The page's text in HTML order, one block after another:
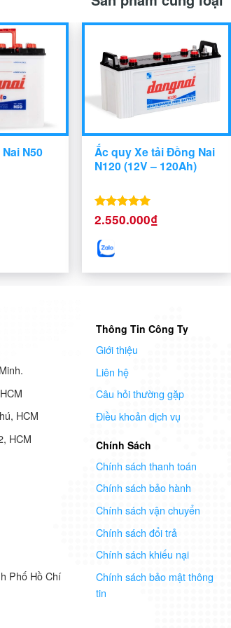
N50
Ắc quy Xe tải Đồng Nai
N120 (12V – 120Ah)
Được xếp
5 sao
2.550.000₫
HCM
HCM
Phố Hồ Chí
Thông Tin Công Ty
Giới thiệu
Liên hệ
Câu hỏi thường gặp
Điều khoản dịch vụ
Chính Sách
Chính sách thanh toán
Chính sách bảo hành
Chính sách vận chuyển
Chính sách đổi trả
Chính sách khiếu nại
Chính sách bảo mật thông
tin